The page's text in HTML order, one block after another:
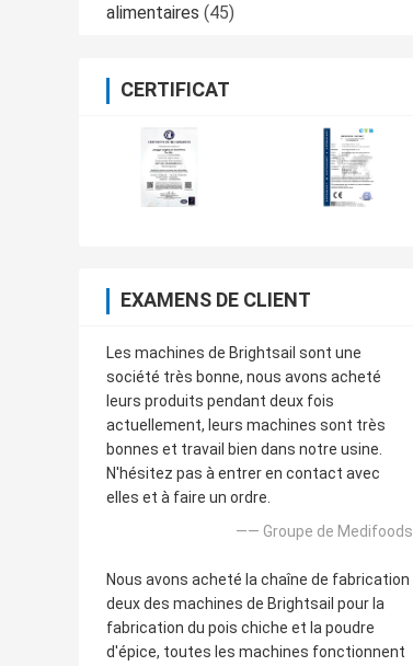
alimentaires (45)
CERTIFICAT
EXAMENS DE CLIENT
Les machines de Brightsail sont une
société très bonne, nous avons acheté
leurs produits pendant deux fois
actuellement, leurs machines sont très
bonnes et travail bien dans notre usine.
N'hésitez pas à entrer en contact avec
elles et à faire un ordre.
—— Groupe de Medifoods
Nous avons acheté la chaîne de fabrication
deux des machines de Brightsail pour la
fabrication du pois chiche et la poudre
d'épice, toutes les machines fonctionnent